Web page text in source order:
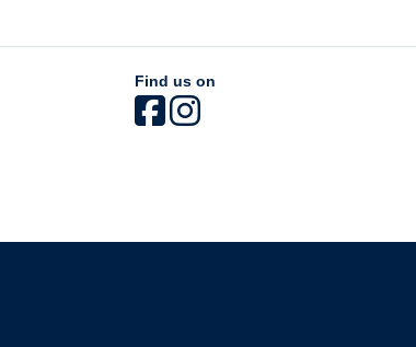
Find us on